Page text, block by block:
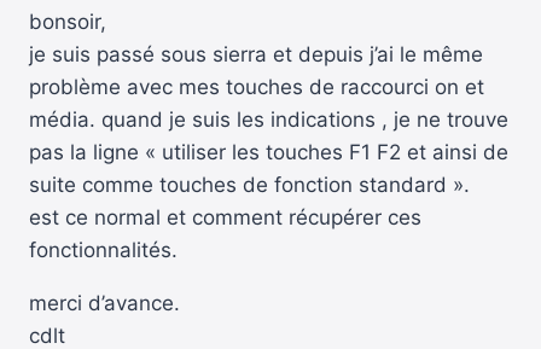
bonsoir,
je suis passé sous sierra et depuis j’ai le même
problème avec mes touches de raccourci on et
média. quand je suis les indications , je ne trouve
pas la ligne « utiliser les touches F1 F2 et ainsi de
suite comme touches de fonction standard ».
est ce normal et comment récupérer ces
fonctionnalités.
merci d’avance.
cdlt